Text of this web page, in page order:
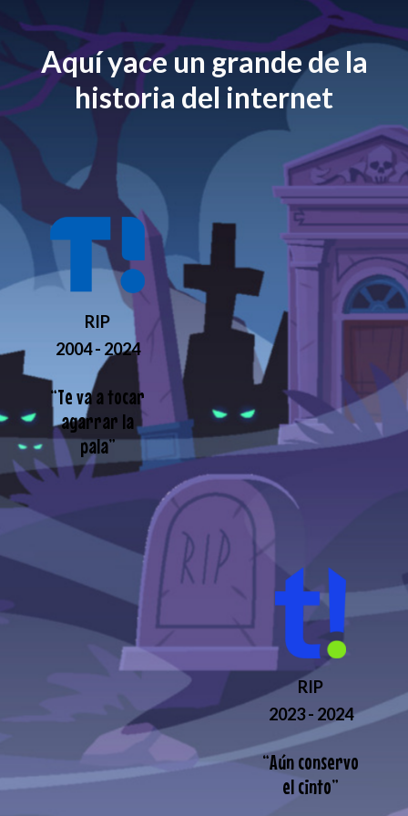
Aquí yace un grande de la
historia del internet
RIP
2004 - 2024
“Te va a tocar
agarrar la
pala”
RIP
2023 - 2024
“Aún conservo
el cinto”